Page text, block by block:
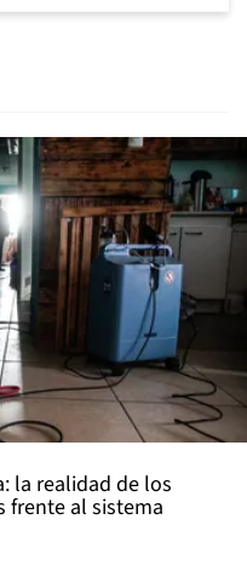
la realidad de los
frente al sistema